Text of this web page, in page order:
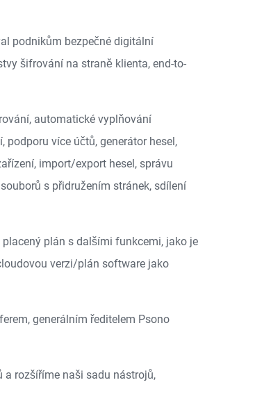
podnikům bezpečné digitální
šifrování na straně klienta, end-to-
automatické vyplňování
více účtů, generátor hesel,
import/export hesel, správu
s přidružením stránek, sdílení
plán s dalšími funkcemi, jako je
verzi/plán software jako
generálním ředitelem Psono
rozšíříme naši sadu nástrojů,